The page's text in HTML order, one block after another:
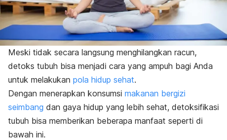
Meski tidak secara langsung menghilangkan racun,
detoks tubuh bisa menjadi cara yang ampuh bagi Anda
untuk melakukan pola hidup sehat.
Dengan menerapkan konsumsi makanan bergizi
seimbang dan gaya hidup yang lebih sehat, detoksifikasi
tubuh bisa memberikan beberapa manfaat seperti di
bawah ini.